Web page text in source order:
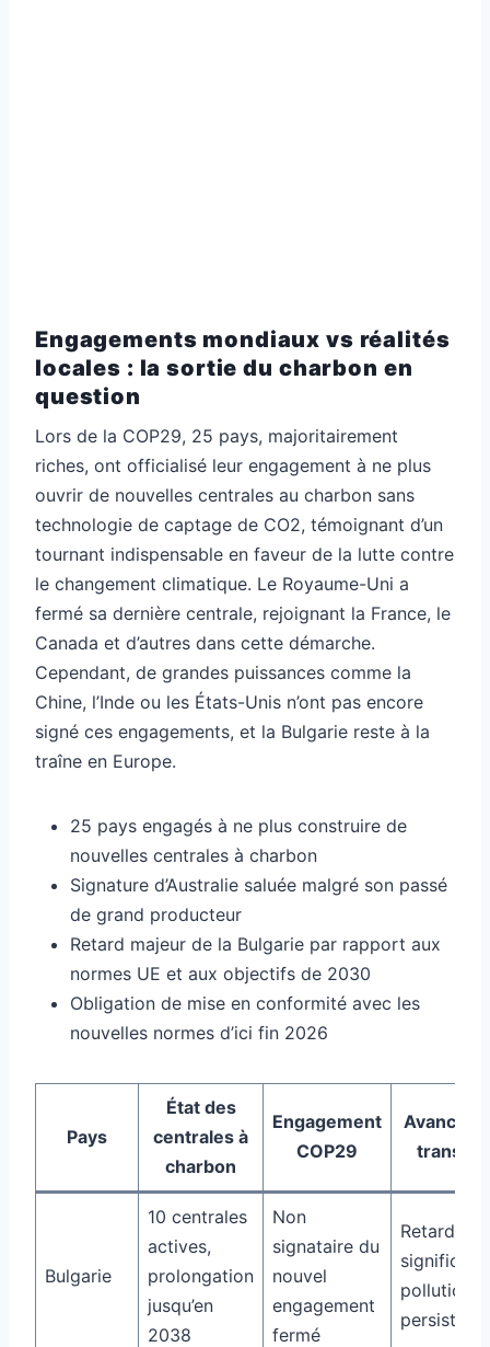
Engagements mondiaux vs réalités
locales : la sortie du charbon en
question
Lors de la COP29, 25 pays, majoritairement
riches, ont officialisé leur engagement à ne plus
ouvrir de nouvelles centrales au charbon sans
technologie de captage de CO2, témoignant d’un
tournant indispensable en faveur de la lutte contre
le changement climatique. Le Royaume-Uni a
fermé sa dernière centrale, rejoignant la France, le
Canada et d’autres dans cette démarche.
Cependant, de grandes puissances comme la
Chine, l’Inde ou les États-Unis n’ont pas encore
signé ces engagements, et la Bulgarie reste à la
traîne en Europe.
25 pays engagés à ne plus construire de
nouvelles centrales à charbon
Signature d’Australie saluée malgré son passé
de grand producteur
Retard majeur de la Bulgarie par rapport aux
normes UE et aux objectifs de 2030
Obligation de mise en conformité avec les
nouvelles normes d’ici fin 2026
Pays
État des
centrales à
charbon
Engagement
COP29
Bulgarie
10 centrales
actives,
prolongation
jusqu’en
2038
Non
signataire du
nouvel
engagement
fermé
Retard
significatif,
pollution